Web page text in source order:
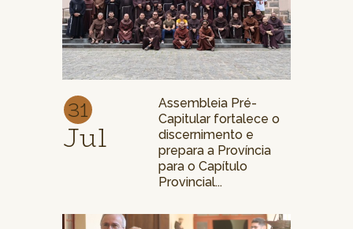
31
Jul
Assembleia Pré-
Capitular fortalece o
discernimento e
prepara a Província
para o Capítulo
Provincial...